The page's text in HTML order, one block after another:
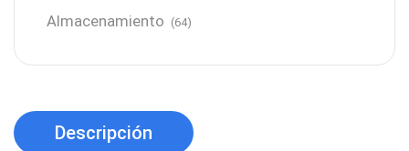
Almacenamiento (64)
Antivirus (1)
Aro de luz
Descripción